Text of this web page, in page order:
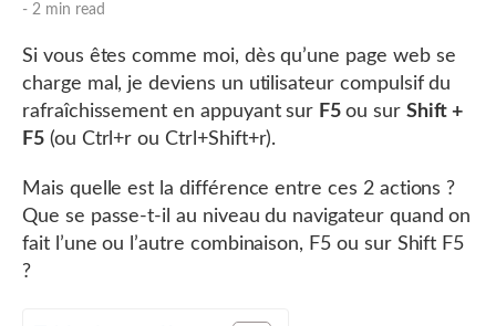
- 2 min read
Si vous êtes comme moi, dès qu’une page web se
charge mal, je deviens un utilisateur compulsif du
rafraîchissement en appuyant sur F5ou sur Shift +
F5(ou Ctrl+r ou Ctrl+Shift+r).
Mais quelle est la différence entre ces 2 actions ?
Que se passe-t-il au niveau du navigateur quand on
fait l’une ou l’autre combinaison, F5 ou sur Shift F5
?
DOWNLOAD DEBUGBAR